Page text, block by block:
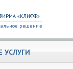
«КЛИФФ»
решение
УСЛУГИ